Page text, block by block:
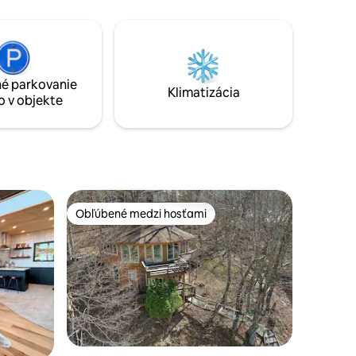
v
klimatizácie. Tu hore ovláda klímu
príroda: Letné dni: Popoludňajšie teploty
zriedka presahujú 26 °C. Svieže večery:
Keď zapadá slnko, vzduch sa ochladí na
spánok.
parkovanie
v objekte
Klimatizácia
Obľúbené medzi hosťami
Obľúbené medzi hosťami